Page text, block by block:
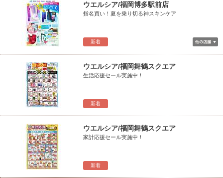
新着
ウエルシア/福岡博多駅前店
指名買い！夏を乗り切る神スキンケア
新着
ウエルシア/福岡舞鶴スクエア
生活応援セール実施中！
新着
ウエルシア/福岡舞鶴スクエア
家計応援セール実施中！